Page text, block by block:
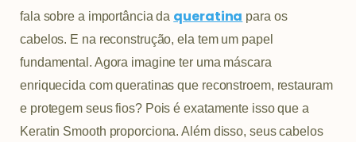
fala sobre a importância da queratina para os
cabelos. E na reconstrução, ela tem um papel
fundamental. Agora imagine ter uma máscara
enriquecida com queratinas que reconstroem, restauram
e protegem seus fios? Pois é exatamente isso que a
Keratin Smooth proporciona. Além disso, seus cabelos